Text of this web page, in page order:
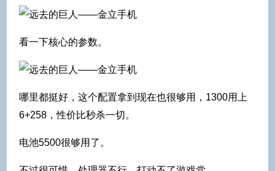
看一下核心的参数。
哪里都挺好，这个配置拿到现在也很够用，1300用上
6+258，性价比秒杀一切。
电池5500很够用了。